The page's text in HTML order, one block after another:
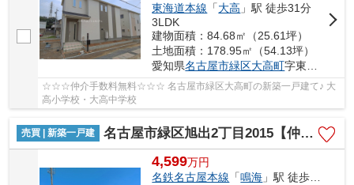
東海道本線 「大高 」駅 徒歩31分
3LDK
建物面積：84.68㎡（25.61坪）
土地面積：178.95㎡（54.13坪）
愛知県名古屋市緑区大高町字東古根
☆☆☆仲介手数料無料☆☆☆ 名古屋市緑区大高町の新築一戸建て♪ 大
高小学校・大高中学校
売買 | 新築一戸建 名古屋市緑区旭出2丁目2015【仲介手数料無料】新築一戸建て 1号棟
4,599万円
名鉄名古屋本線 「鳴海 」駅 徒歩29分